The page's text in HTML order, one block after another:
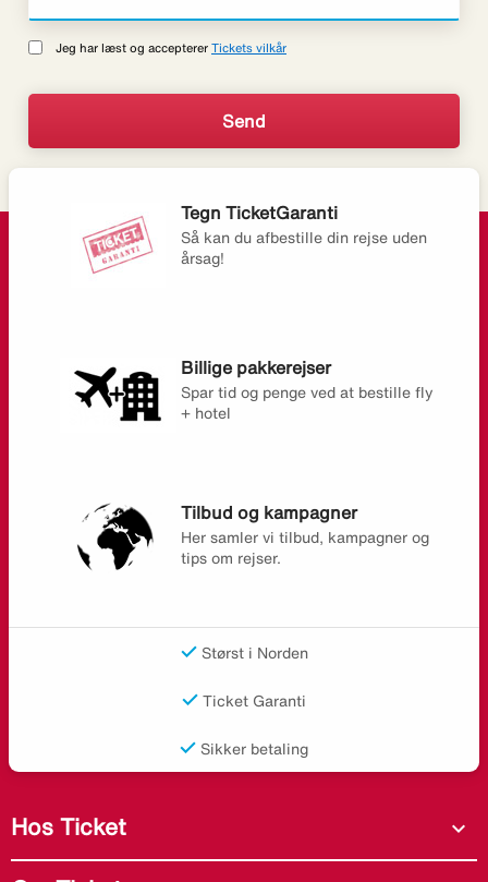
Jeg har læst og accepterer Tickets vilkår
Tegn TicketGaranti
Så kan du afbestille din rejse uden
årsag!
Billige pakkerejser
Spar tid og penge ved at bestille fly
+ hotel
Tilbud og kampagner
Her samler vi tilbud, kampagner og
tips om rejser.
Størst i Norden
Ticket Garanti
Sikker betaling
Hos Ticket expand_more